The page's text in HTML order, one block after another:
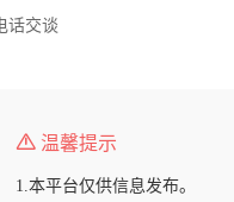
话交谈
温馨提示
1.本平台仅供信息发布。